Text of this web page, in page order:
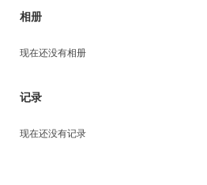
相册
现在还没有相册
记录
现在还没有记录